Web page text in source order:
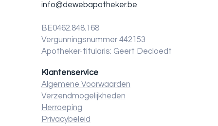
info@dewebapotheker.be
BE0462.848.168
Vergunningsnummer 442153
Apotheker-titularis: Geert Decloedt
Klantenservice
Algemene Voorwaarden
Verzendmogelijkheden
Herroeping
Privacybeleid